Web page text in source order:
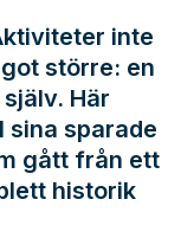
inte
större: en
Här
sina sparade
gått från ett
historik